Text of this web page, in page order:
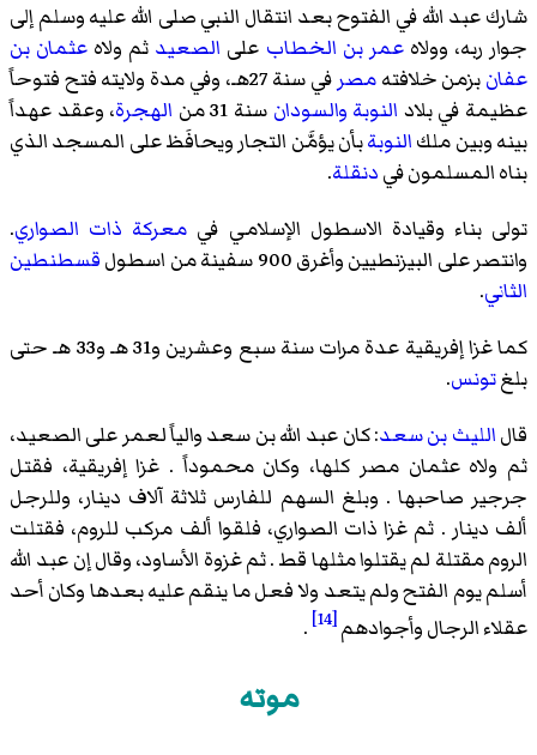
شارك عبد الله في الفتوح بعد انتقال النبي صلى الله عليه وسلم إلى
جوار ربه، وولاهعمر بن الخطاب على الصعيد ثم ولاه عثمان بن
عفانبزمن خلافتهمصر
في سنة 27هـ، وفي مدة ولايته فتح فتوحاً
عظيمة في بلاد النوبة والسودان سنة 31 من الهجرة، وعقد عهداً
بينه وبين ملكالنوبةبأن يؤمَّن التجار ويحافَظ على المسجد الذي
بناه المسلمون فيدنقلة.
تولى بناء وقيادة الاسطول الإسلامي في معركة ذات الصواري.
وانتصر على البيزنطيين وأغرق 900 سفينة من اسطول
قسطنطين
الثاني.
كما غزا إفريقية عدة مرات سنة سبع وعشرين و31 هـ و33 هـ حتى
بلغتونس.
قالالليث بن سعد: كان عبد الله بن سعد والياً لعمر على الصعيد،
ثم ولاه عثمان مصر كلها، وكان محموداً . غزا إفريقية، فقتل
جرجير صاحبها . وبلغ السهم للفارس ثلاثة آلاف دينار، وللرجل
ألف دينار . ثم غزا ذات الصواري، فلقوا ألف مركب للروم، فقتلت
الروم مقتلة لم يقتلوا مثلها قط . ثم غزوة الأساود، وقال إن عبد الله
أسلم يوم الفتح ولم يتعد ولا فعل ما ينقم عليه بعدها وكان أحد
عقلاء الرجال وأجوادهم[14]
.
موته